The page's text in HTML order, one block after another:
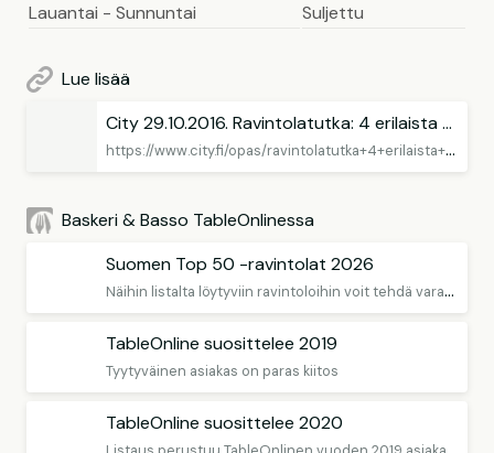
Lauantai - Sunnuntai
Suljettu
Lue lisää
City 29.10.2016. Ravintolatutka: 4 erilaista tartaria
h
ttps://www.city.fi/opas/ravintolatutka+4+erilaista+tartaria/10345
Baskeri & Basso TableOnlinessa
Suomen Top 50 -ravintolat 2026
N
äihin listalta löytyviin ravintoloihin voit tehdä varauksen TableOnlinen kautta
TableOnline suosittelee 2019
Tyytyväinen asiakas on paras kiitos
TableOnline suosittelee 2020